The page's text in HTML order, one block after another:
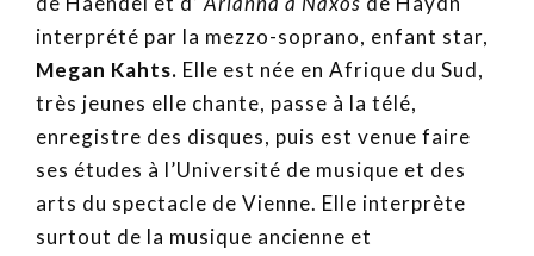
interprété par la mezzo-soprano, enfant star,
Megan Kahts. Elle est née en Afrique du Sud,
très jeunes elle chante, passe à la télé,
enregistre des disques, puis est venue faire
ses études à l’Université de musique et des
arts du spectacle de Vienne. Elle interprète
surtout de la musique ancienne et